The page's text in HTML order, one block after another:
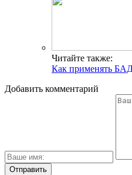
Читайте также:
Как применять
Добавить комментарий